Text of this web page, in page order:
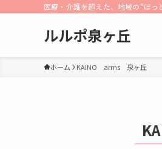
医療・介護を超えた、地域の“ほ
ルルポ泉ヶ丘
ホーム KAINO arms 泉ヶ丘